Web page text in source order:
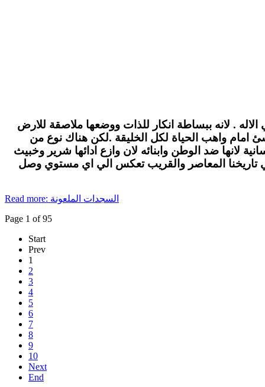
. لانه ببساطة انكار للذات ووضعها ملاصقة للارض
امام واهب الحياة لكل الخليقة .لكن هناك نوع من
لانها ضد الوطن وابنائه لان وازع ادائها شرير وخبيث
تاريخنا المعاصر والقريب تعكس الي اي مستوي وصل
Read more: السجدات الملعونة
Page 1 of 95
Start
Prev
1
2
3
4
5
6
7
8
9
10
Next
End